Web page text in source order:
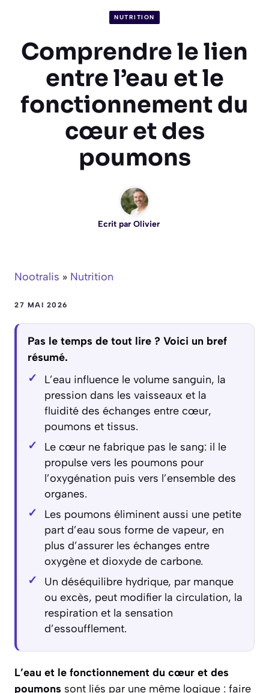
NUTRITION
Comprendre le lien
entre l’eau et le
fonctionnement du
cœur et des
poumons
Ecrit par Olivier
Nootralis » Nutrition
27 MAI 2026
Pas le temps de tout lire ? Voici un bref
résumé.
L’eau influence le volume sanguin, la
pression dans les vaisseaux et la
fluidité des échanges entre cœur,
poumons et tissus.
Le cœur ne fabrique pas le sang: il le
propulse vers les poumons pour
l’oxygénation puis vers l’ensemble des
organes.
Les poumons éliminent aussi une petite
part d’eau sous forme de vapeur, en
plus d’assurer les échanges entre
oxygène et dioxyde de carbone.
Un déséquilibre hydrique, par manque
ou excès, peut modifier la circulation, la
respiration et la sensation
d’essoufflement.
L’eau et le fonctionnement du cœur et des
poumons sont liés par une même logique : faire